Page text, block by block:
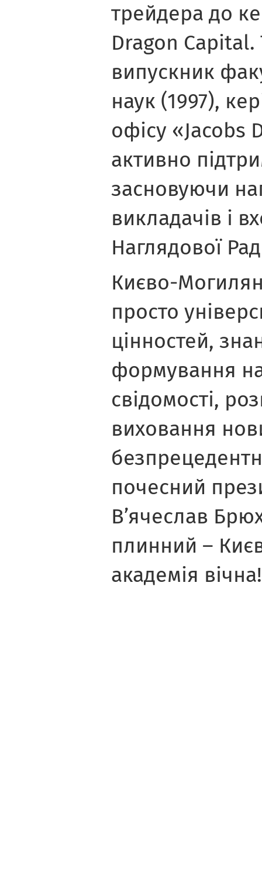
трейдера до
Dragon Capital.
випускник
наук (1997),
офісу «Jacobs
активно
засновуючи
викладачів і
Наглядової
Києво-
просто
цінностей,
формування
свідомості,
виховання
почесний
В’ячеслав
плинний –
академія